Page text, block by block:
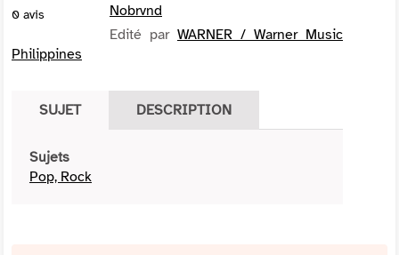
0 avis
Nobrvnd
Edité par WARNER / Warner Music
Philippines
SUJET DESCRIPTION
Sujets
Pop, Rock